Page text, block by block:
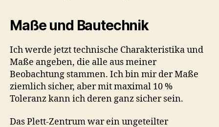
Maße und Bautechnik
Ich werde jetzt technische Charakteristika und
Maße angeben, die alle aus meiner
Beobachtung stammen. Ich bin mir der Maße
ziemlich sicher, aber mit maximal 10 %
Toleranz kann ich deren ganz sicher sein.
Das Plett-Zentrum war ein ungeteilter